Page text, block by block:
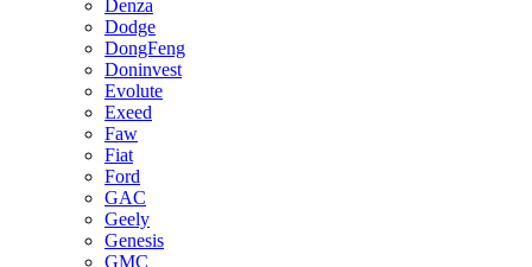
Denza
Dodge
DongFeng
Doninvest
Evolute
Exeed
Faw
Fiat
Ford
GAC
Geely
Genesis
GMC